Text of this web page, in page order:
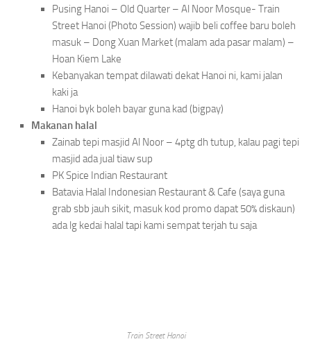
Pusing Hanoi – Old Quarter – Al Noor Mosque- Train
Street Hanoi (Photo Session) wajib beli coffee baru boleh
masuk – Dong Xuan Market (malam ada pasar malam) –
Hoan Kiem Lake
Kebanyakan tempat dilawati dekat Hanoi ni, kami jalan
kaki ja
Hanoi byk boleh bayar guna kad (bigpay)
Makanan halal
Zainab tepi masjid Al Noor – 4ptg dh tutup, kalau pagi tepi
masjid ada jual tiaw sup
PK Spice Indian Restaurant
Batavia Halal Indonesian Restaurant & Cafe (saya guna
grab sbb jauh sikit, masuk kod promo dapat 50% diskaun)
ada lg kedai halal tapi kami sempat terjah tu saja
Train Street Hanoi